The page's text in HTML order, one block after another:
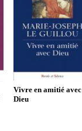
Vivre en amitié avec
Dieu